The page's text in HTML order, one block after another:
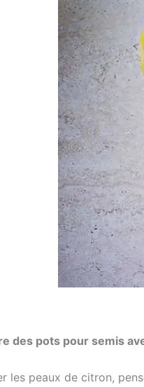
des pots pour semis
les peaux de citron,